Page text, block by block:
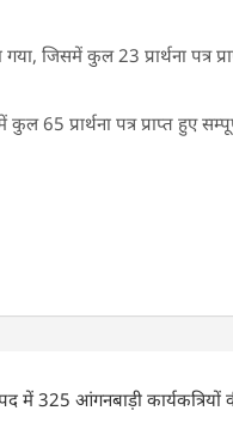
जिसमें कुल 23 प्रार्थना पत्र
प्रार्थना पत्र प्राप्त हुए
में 325 आंगनबाड़ी कार्यकत्रियों